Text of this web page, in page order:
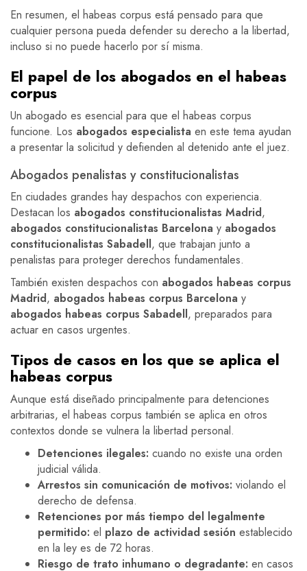
En resumen, el habeas corpus está pensado para que
cualquier persona pueda defender su derecho a la libertad,
incluso si no puede hacerlo por sí misma.
El papel de los abogados en el habeas
corpus
Un abogado es esencial para que el habeas corpus
funcione. Los abogados especialista en este tema ayudan
a presentar la solicitud y defienden al detenido ante el juez.
Abogados penalistas y constitucionalistas
En ciudades grandes hay despachos con experiencia.
Destacan los abogados constitucionalistas Madrid,
abogados constitucionalistas Barcelona y abogados
constitucionalistas Sabadell, que trabajan junto a
penalistas para proteger derechos fundamentales.
También existen despachos con abogados habeas corpus
Madrid, abogados habeas corpus Barcelona y
abogados habeas corpus Sabadell, preparados para
actuar en casos urgentes.
Tipos de casos en los que se aplica el
habeas corpus
Aunque está diseñado principalmente para detenciones
arbitrarias, el habeas corpus también se aplica en otros
contextos donde se vulnera la libertad personal.
Detenciones ilegales: cuando no existe una orden
judicial válida.
Arrestos sin comunicación de motivos: violando el
derecho de defensa.
Retenciones por más tiempo del legalmente
permitido: el plazo de actividad sesión establecido
en la ley es de 72 horas.
Riesgo de trato inhumano o degradante: en casos